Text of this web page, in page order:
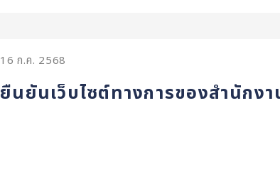
16 ก.ค. 2568
ยืนยันเว็บไซต์ทางการของสำนักง